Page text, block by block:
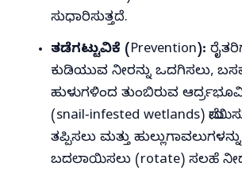
ಸುಧಾರಿಸುತ್ತದೆ.
ತಡೆಗಟ್ಟುವಿಕೆ (Prevention):
ಕುಡಿಯುವ ನೀರನ್ನು ಒದಗಿಸಲು,
ಹುಳುಗಳಿಂದ ತುಂಬಿರುವ
(snail‑infested wetlands)
ತಪ್ಪಿಸಲು ಮತ್ತು
ಬದಲಾಯಿಸಲು (rotate) ಸಲಹೆ